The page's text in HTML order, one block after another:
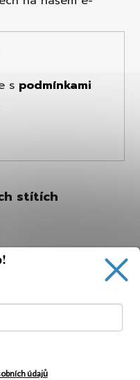
umožnili pohodlné
neustále zlepšovat
s podmínkami
stítích
údajů